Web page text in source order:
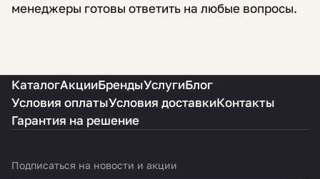
менеджеры готовы ответить на любые вопросы.
КаталогАкцииБрендыУслугиБлог
Условия оплатыУсловия доставкиКонтакты
Гарантия на решение
Подписаться на новости и акции